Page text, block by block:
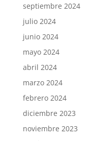
septiembre 2024
julio 2024
junio 2024
mayo 2024
abril 2024
marzo 2024
febrero 2024
diciembre 2023
noviembre 2023